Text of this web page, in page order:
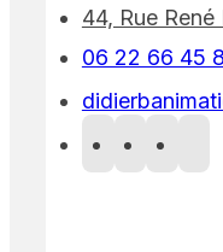
44, Rue
06 22 66 45